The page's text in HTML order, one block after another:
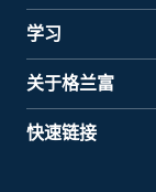
学习
关于格兰富
快速链接